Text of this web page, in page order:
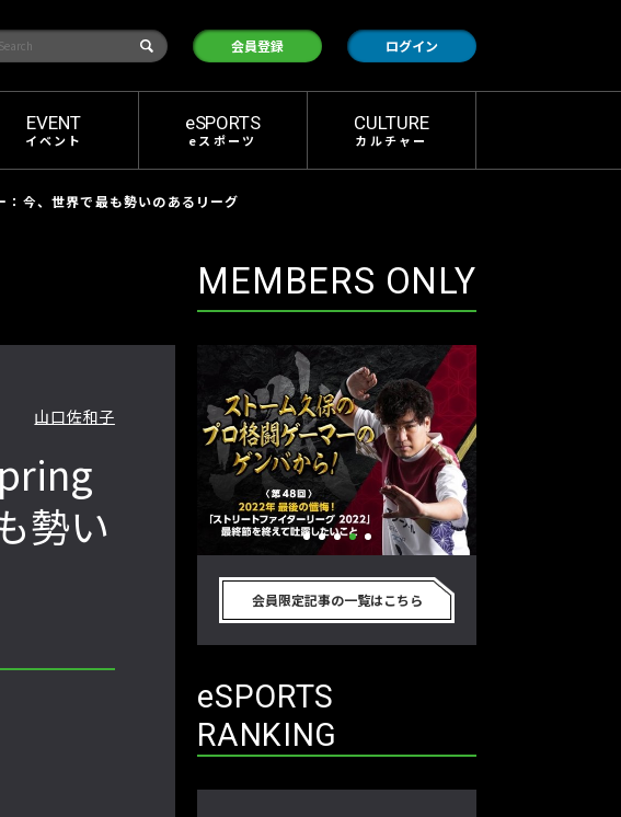
検
会員登録 ログイン
EVENT
イベント
eSPORTS
eスポーツ
CULTURE
カルチャー
今、世界で最も勢いのあるリーグ
山口佐和子
勢い
MEMBERS ONLY
ァイターリーグ 2022」最終節を終え
て吐露したいこと【ストーム久保のプ
回】
会員限定記事の一覧はこちら
eSPORTS
RANKING